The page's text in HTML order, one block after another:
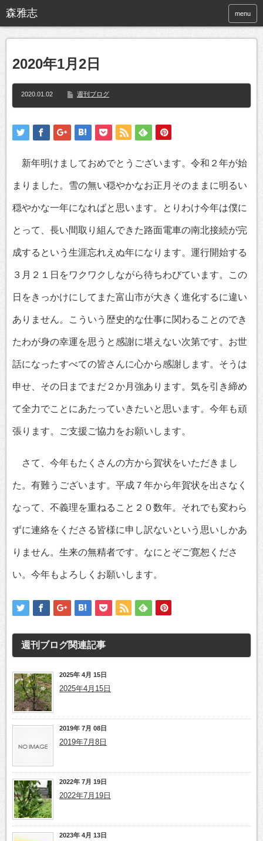
menu
2020年1月2日
2020.01.02 週刊ブログ
新年明けましておめでとうございます。令和２年が始
まりました。雪の無い穏やかなお正月そのままに明るい
穏やかな一年になればと思います。とりわけ今年は僕に
とって、長い間取り組んできた路面電車の南北接続が完
成するという生涯忘れえぬ年になります。運行開始する
３月２１日をワクワクしながら待ちわびています。この
日をきっかけにしてまた富山市が大きく進化するに違い
ありません。こういう歴史的な仕事に関わることのでき
たわが身の幸運を思うと感謝に堪えない次第です。お世
話になったすべての皆さんに心から感謝します。そうは
申せ、その日までまだ２か月強あります。気を引き締め
て全力でことにあたっていきたいと思います。今年も頑
張ります。ご支援ご協力をお願いします。
さて、今年もたくさんの方から賀状をいただきまし
た。有難うございます。平成７年から年賀状を出さなく
なって、不義理を重ねること２０数年。それでも変わら
ずに連絡をくださる皆様に申し訳ないという思いしかあ
りません。生来の無精者です。なにとぞご寛恕くださ
い。今年もよろしくお願いします。
週刊ブログ関連記事
2025年 4月 15日
2025年4月15日
2019年 7月 08日
2019年7月8日
2022年 7月 19日
2022年7月19日
2023年 4月 13日